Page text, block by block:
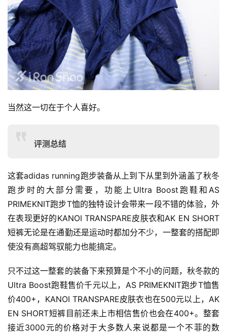
当然这一切在于个人喜好。
评测总结
这套adidas running跑步装备从上到下从里到外涵盖了秋冬
跑步时的大部分需要，功能上Ultra Boost跑鞋和AS
PRIMEKNIT跑步T恤的独特设计会带来一段不错的体验，外
在表现更好的KANOI TRANSPARE皮肤衣和AK EN SHORT
短裤无论是在通勤还是运动时都加分不少，一整套的搭配即
使没有高超驾驭能力也能搞定。
只不过这一整套的装备下来预算是个不小的问题，秋冬款的
Ultra Boost跑鞋售价千元以上，AS PRIMEKNIT跑步T恤售
价400+，KANOI TRANSPARE皮肤衣也在500元以上，AK
EN SHORT短裤目前还未上市相信售价也会在400+。整套
接近3000元的价格对于大多数人来说都是一个不菲的数